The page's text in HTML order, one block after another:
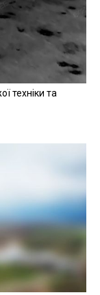
техніки та